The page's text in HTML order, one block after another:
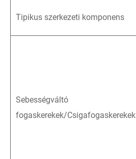
Tipikus szerkezeti komponens
Sebességváltó
fogaskerekek/Csigafogaskerekek